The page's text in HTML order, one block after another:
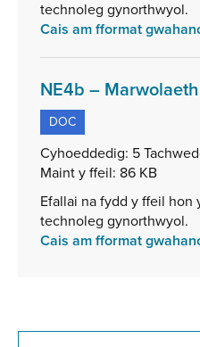
technoleg gynorthwyol.
Cais am fformat
NE4b –
DOC
Cyhoeddedig: 5
Maint y ffeil: 86 KB
Efallai na fydd y ffeil hon
technoleg gynorthwyol.
Cais am fformat